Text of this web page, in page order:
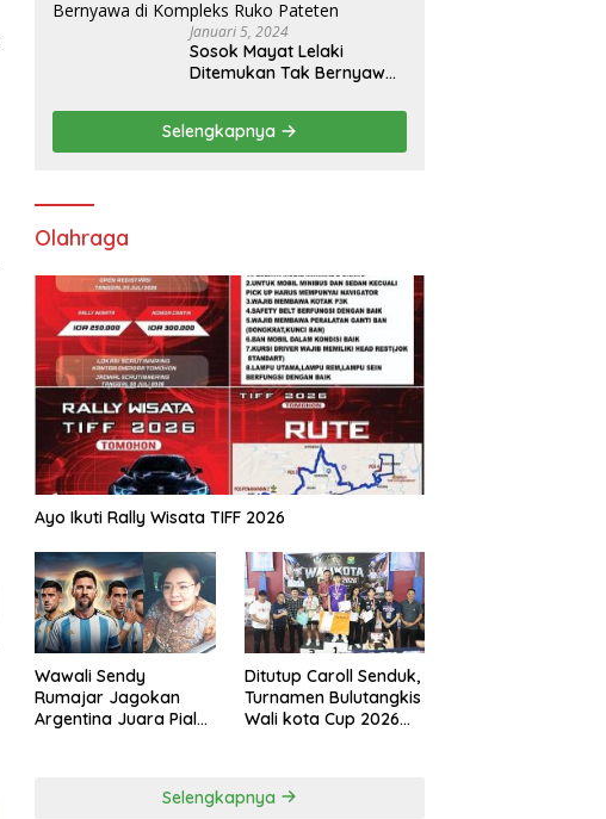
Januari 5, 2024
Sosok Mayat Lelaki
Ditemukan Tak Bernyawa
Selengkapnya
Olahraga
Ayo Ikuti Rally Wisata TIFF 2026
Wawali Sendy
Rumajar Jagokan
Argentina Juara Piala
Ditutup Caroll Senduk,
Turnamen Bulutangkis
Wali kota Cup 2026
Selengkapnya